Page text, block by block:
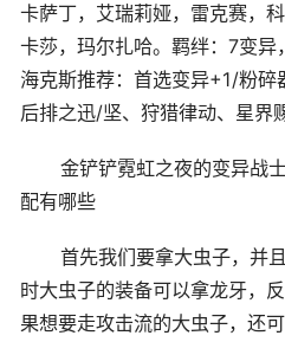
卡萨丁，艾瑞莉娅，雷克赛，
卡莎，玛尔扎哈。羁绊：7变异
海克斯推荐：首选变异+1/粉
后排之迅/坚、狩猎律动、星界
金铲铲霓虹之夜的变异战
配有哪些
首先我们要拿大虫子，并
时大虫子的装备可以拿龙牙，
果想要走攻击流的大虫子，还